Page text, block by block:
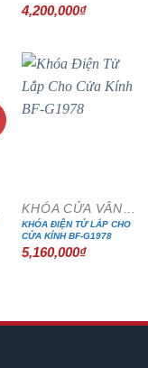
4,200,000₫
KHÓA CỬA VÂN TAY
KHÓA ĐIỆN TỬ LẮP CHO
CỬA KÍNH BF-G1978
5,160,000₫